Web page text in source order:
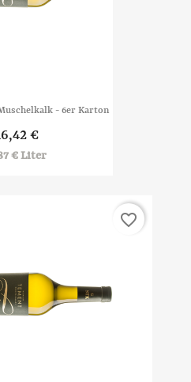
- 6er Karton
€
€ Liter
favorite_border